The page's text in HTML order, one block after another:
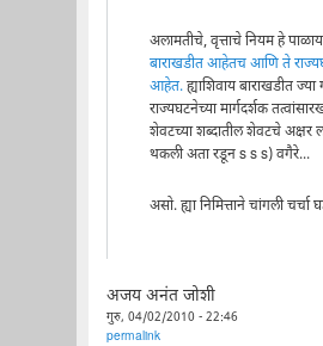
अलामतीचे, वृत्ताचे नियम हे
बाराखडीत आहेतच आणि ते
आहेत.ह्याशिवाय बाराखडीत ज्या
राज्यघटनेच्या मार्गदर्शक
शेवटच्या शब्दातील शेवटचे अक्षर
थकली अता रडून s s s) वगैरे...
असो. ह्या निमित्ताने चांगली चर्चा
अजय अनंत जोशी
गुरु, 04/02/2010 - 22:46
permalink